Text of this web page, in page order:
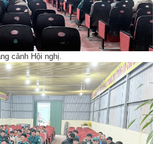
cảnh Hội nghị.